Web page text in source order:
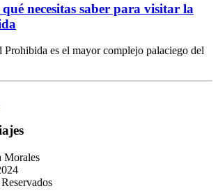
necesitas saber para visitar la
es el mayor complejo palaciego del
Morales